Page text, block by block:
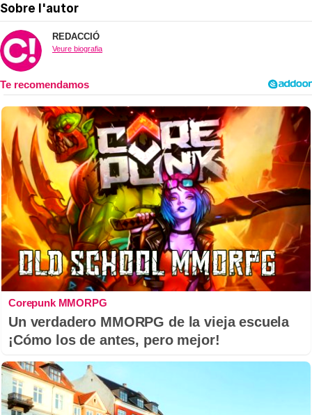
Sobre l'autor
REDACCIÓ
Veure biografia
Corepunk MMORPG
Un verdadero MMORPG de la vieja escuela
¡Cómo los de antes, pero mejor!